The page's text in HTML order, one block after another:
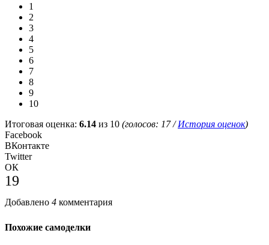
1
2
3
4
5
6
7
8
9
10
Итоговая оценка: 6.14 из 10 (голосов: 17/История оценок)
Facebook
ВКонтакте
Twitter
ОК
19
Добавлено 4 комментария
Похожие самоделки